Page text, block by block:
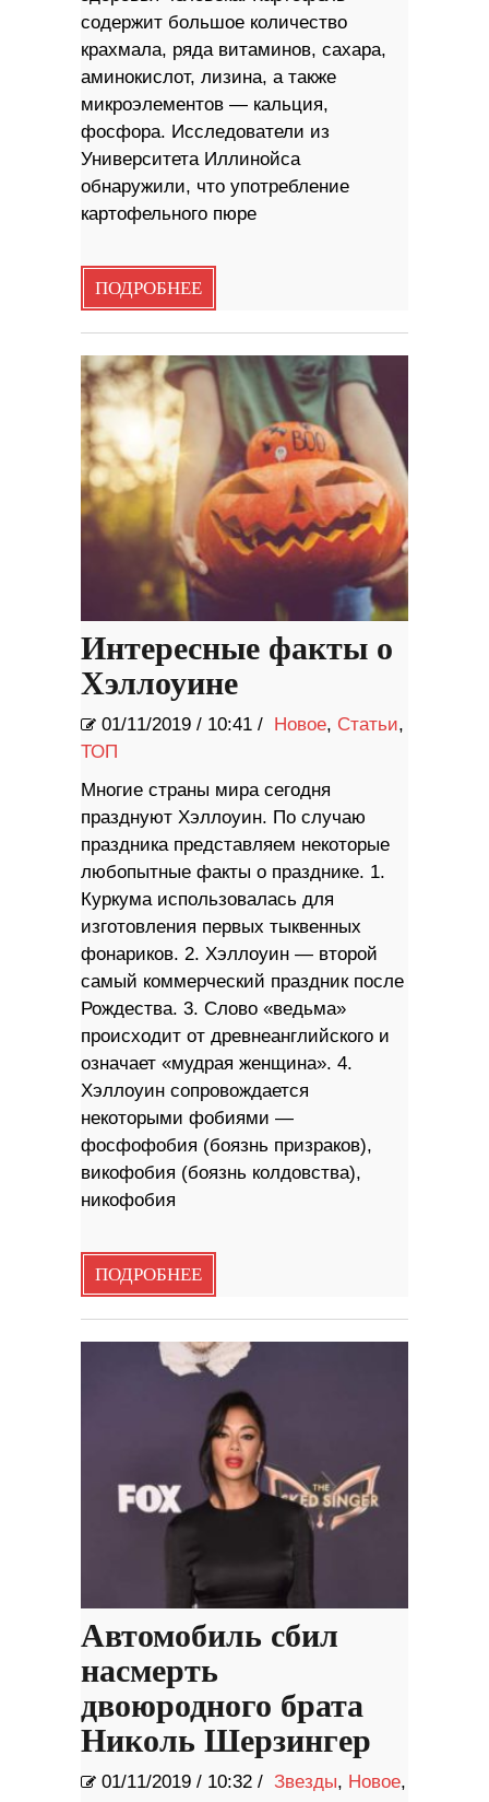
содержит большое количество
крахмала, ряда витаминов, сахара,
аминокислот, лизина, а также
микроэлементов — кальция,
фосфора. Исследователи из
Университета Иллинойса
обнаружили, что употребление
картофельного пюре
ПОДРОБНЕЕ
Интересные факты о
Хэллоуине
01/11/2019 / 10:41 / Новое, Статьи,
ТОП
Многие страны мира сегодня
празднуют Хэллоуин. По случаю
праздника представляем некоторые
любопытные факты о празднике. 1.
Куркума использовалась для
изготовления первых тыквенных
фонариков. 2. Хэллоуин — второй
самый коммерческий праздник после
Рождества. 3. Слово «ведьма»
происходит от древнеанглийского и
означает «мудрая женщина». 4.
Хэллоуин сопровождается
некоторыми фобиями —
фосфофобия (боязнь призраков),
викофобия (боязнь колдовства),
никофобия
ПОДРОБНЕЕ
Автомобиль сбил
насмерть
двоюродного брата
Николь Шерзингер
01/11/2019 / 10:32 / Звезды, Новое,